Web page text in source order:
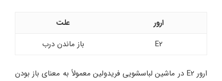
ارور
علت
E2
باز ماندن درب
ارور E2 در ماشین لباسشویی فریدولین معمولاً به معنای باز بودن